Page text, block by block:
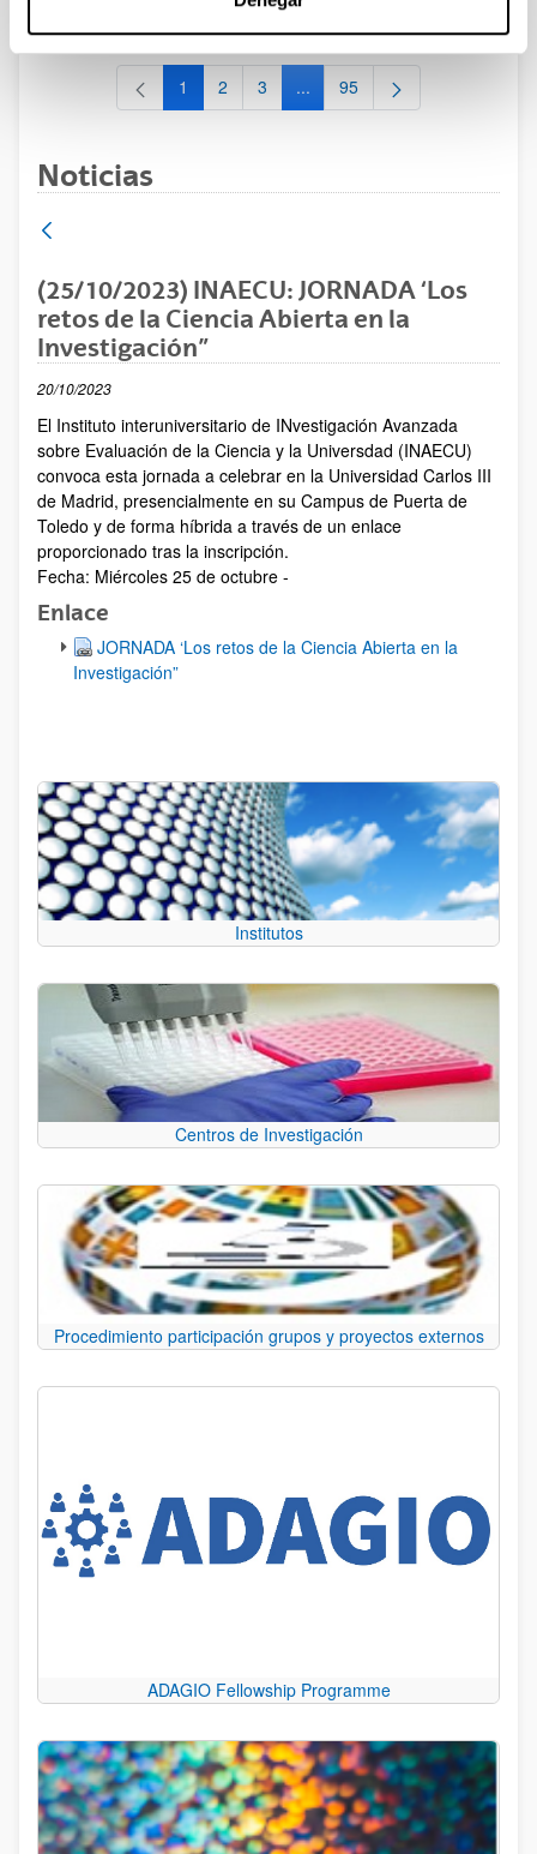
al 30/07/2026 (ambos incluídos)
Página
1 Página
2 Página
3 ...Páginas intermedias Use TAB
Página
95
Noticias
(25/10/2023) INAECU: JORNADA ‘Los
retos de la Ciencia Abierta en la
Investigación”
20/10/2023
El Instituto interuniversitario de INvestigación Avanzada
sobre Evaluación de la Ciencia y la Universdad (INAECU)
convoca esta jornada a celebrar en la Universidad Carlos III
de Madrid, presencialmente en su Campus de Puerta de
Toledo y de forma híbrida a través de un enlace
proporcionado tras la inscripción.
Fecha: Miércoles 25 de octubre -
Enlace
JORNADA ‘Los retos de la Ciencia Abierta en la
Investigación”
Institutos
Centros de Investigación
Procedimiento participación grupos y proyectos externos
ADAGIO Fellowship Programme